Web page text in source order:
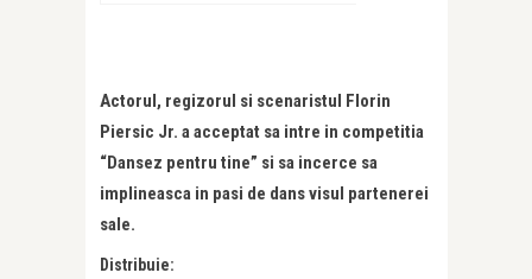
Actorul, regizorul si scenaristul Florin
Piersic Jr. a acceptat sa intre in competitia
“Dansez pentru tine” si sa incerce sa
implineasca in pasi de dans visul partenerei
sale.
Distribuie: